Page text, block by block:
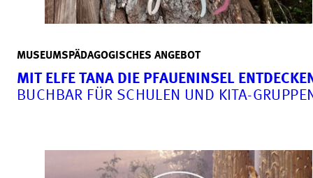
MUSEUMSPÄDAGOGISCHES ANGEBOT
MIT ELFE TANA DIE PFAUENINSEL
BUCHBAR FÜR SCHULEN UND KITA-